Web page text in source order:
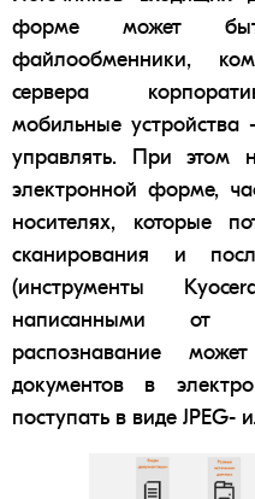
форме может
файлообменники,
сервера
мобильные устройства
управлять. При этом
электронной форме,
носителях, которые
сканирования и
(инструменты
написанными от
распознавание
документов в
поступать в виде JPEG-